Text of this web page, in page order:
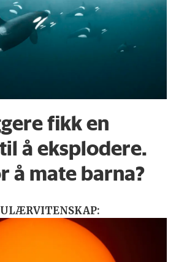
fikk en
å eksplodere.
å mate barna?